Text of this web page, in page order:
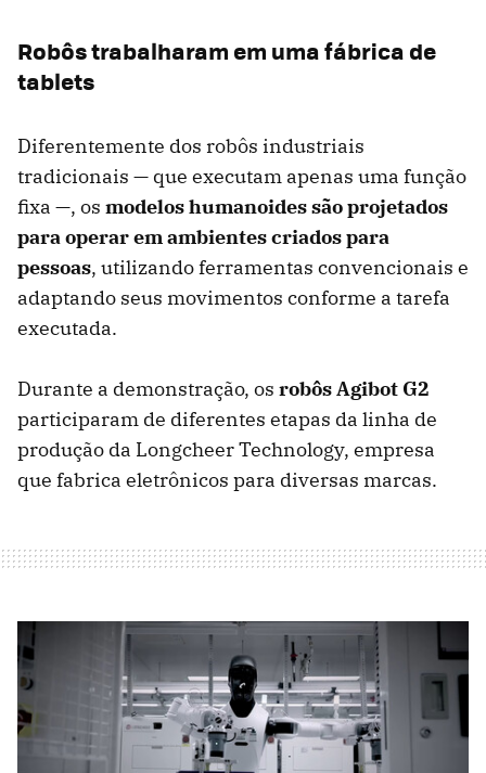
Robôs trabalharam em uma fábrica de
tablets
Diferentemente dos robôs industriais
tradicionais — que executam apenas uma função
fixa —, os modelos humanoides são projetados
para operar em ambientes criados para
pessoas, utilizando ferramentas convencionais e
adaptando seus movimentos conforme a tarefa
executada.
Durante a demonstração, os robôs Agibot G2
participaram de diferentes etapas da linha de
produção da Longcheer Technology, empresa
que fabrica eletrônicos para diversas marcas.